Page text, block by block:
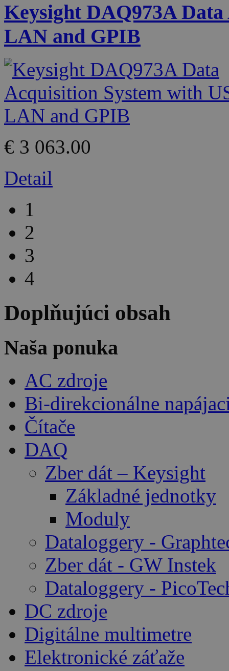
Keysight DAQ973A
LAN and GPIB
€ 3 063.00
Detail
1
2
3
4
Doplňujúci obsah
Naša ponuka
AC zdroje
Bi-direkcionálne
Čítače
DAQ
Zber dát – Keysight
Základné jednotky
Moduly
Dataloggery -
Zber dát - GW Instek
Dataloggery -
DC zdroje
Digitálne multimetre
Elektronické záťaže